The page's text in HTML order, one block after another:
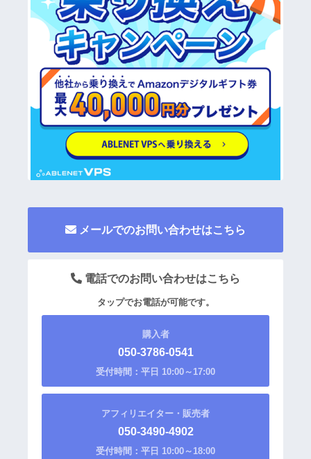
メールでのお問い合わせはこちら
電話でのお問い合わせはこちら
タップでお電話が可能です。
購入者
050-3786-0541
受付時間：平日 10:00～17:00
アフィリエイター・販売者
050-3490-4902
受付時間：平日 10:00～18:00